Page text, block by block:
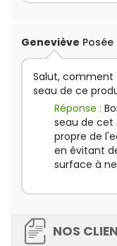
Geneviève Posée
Salut, comment
seau de ce
Réponse :
seau de cet
propre de
en évitant
surface à
NOS